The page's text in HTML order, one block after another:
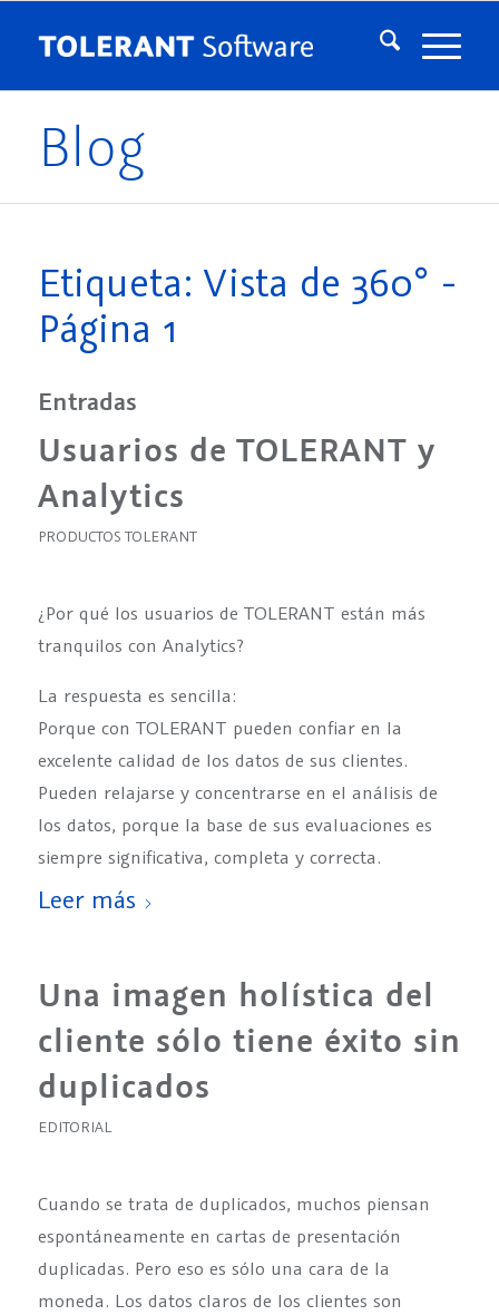
Blog
Etiqueta: Vista de 360° -
Página 1
Entradas
Usuarios de TOLERANT y
Analytics
PRODUCTOS TOLERANT
¿Por qué los usuarios de TOLERANT están más
tranquilos con Analytics?
La respuesta es sencilla:
Porque con TOLERANT pueden confiar en la
excelente calidad de los datos de sus clientes.
Pueden relajarse y concentrarse en el análisis de
los datos, porque la base de sus evaluaciones es
siempre significativa, completa y correcta.
Leer más
Una imagen holística del
cliente sólo tiene éxito sin
duplicados
EDITORIAL
Cuando se trata de duplicados, muchos piensan
espontáneamente en cartas de presentación
duplicadas. Pero eso es sólo una cara de la
moneda. Los datos claros de los clientes son